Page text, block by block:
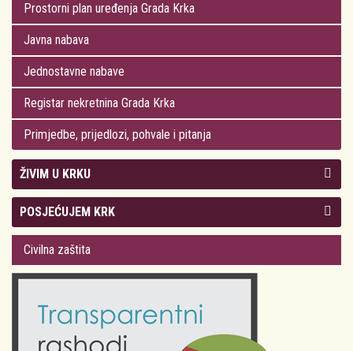
Prostorni plan uređenja Grada Krka
Javna nabava
Jednostavne nabave
Registar nekretnina Grada Krka
Primjedbe, prijedlozi, pohvale i pitanja
ŽIVIM U KRKU
Kolegij gradonačelnika
Gradsko vijeće
Odluke Grada Krka (Službene novine PGŽ)
POSJEĆUJEM KRK
Plan Grada Krka
Krk 360° VR panorama
Krk uživo
Fotogalerije
Civilna zaštita